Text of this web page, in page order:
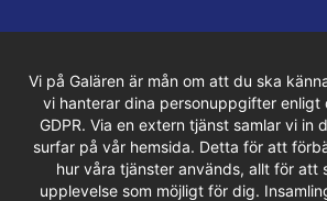
Vi på Galären är mån om att du ska
vi hanterar dina personuppgifter enligt
GDPR. Via en extern tjänst samlar vi in
surfar på vår hemsida. Detta för att
hur våra tjänster används, allt för att
upplevelse som möjligt för dig.